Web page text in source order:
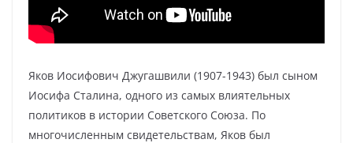
Яков Иосифович Джугашвили (1907-1943) был сыном
Иосифа Сталина, одного из самых влиятельных
политиков в истории Советского Союза. По
многочисленным свидетельствам, Яков был